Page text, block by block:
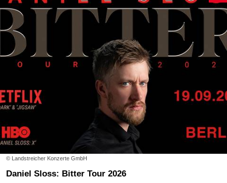
© Landstreicher Konzerte GmbH
Daniel Sloss: Bitter Tour 2026